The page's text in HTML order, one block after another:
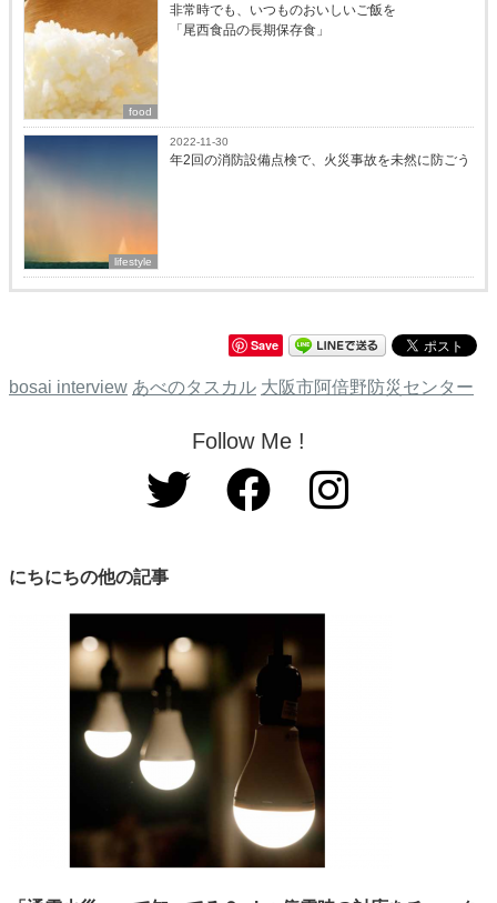
food
非常時でも、いつものおいしいご飯を
「尾西食品の長期保存食」
lifestyle
2022-11-30
年2回の消防設備点検で、火災事故を未然に防ごう
Save
bosai interview あべのタスカル 大阪市阿倍野防災センター
Follow Me !
にちにちの他の記事